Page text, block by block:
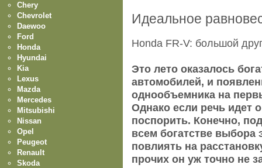
Идеальное
Honda FR-V: большой
Это лето оказалось
автомобилей, и
однообъемника на
Однако если речь идет
поспорить. Конечно,
всем богатстве выбора
повлиять на
прочих он уж точно не
Chery
Chevrolet
Daewoo
Ford
Honda
Hyundai
Kia
Lexus
Mazda
Mercedes
Mitsubishi
Nissan
Opel
Peugeot
Renault
Skoda